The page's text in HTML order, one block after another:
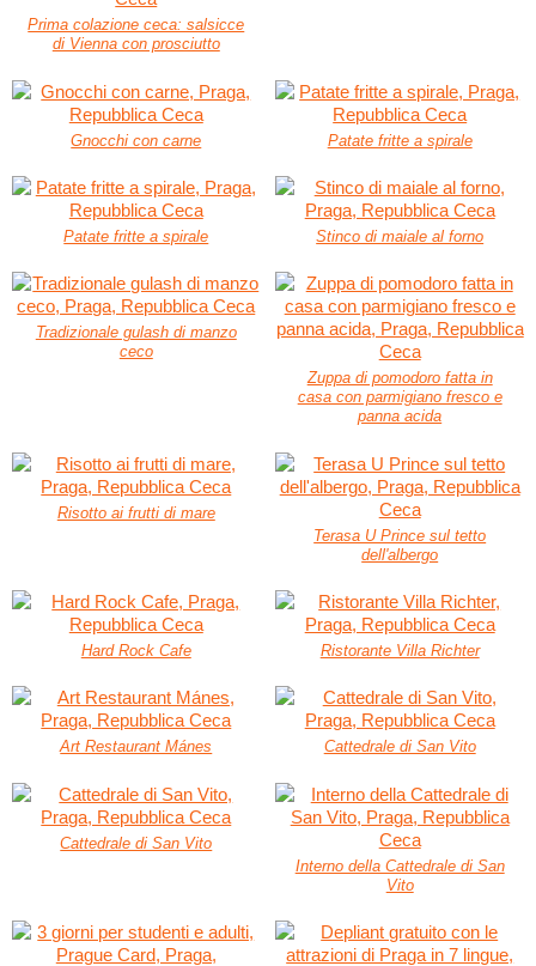
Prima colazione ceca: salsicce
di Vienna con prosciutto
Gnocchi con carne Patate fritte a spirale
Patate fritte a spirale Stinco di maiale al forno
Tradizionale gulash di manzo
ceco
Zuppa di pomodoro fatta in
casa con parmigiano fresco e
panna acida
Risotto ai frutti di mare
Terasa U Prince sul tetto
dell'albergo
Hard Rock Cafe Ristorante Villa Richter
Art Restaurant Mánes Cattedrale di San Vito
Cattedrale di San Vito
Interno della Cattedrale di San
Vito